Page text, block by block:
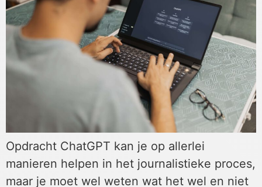
Opdracht ChatGPT kan je op allerlei
manieren helpen in het journalistieke proces,
maar je moet wel weten wat het wel en niet